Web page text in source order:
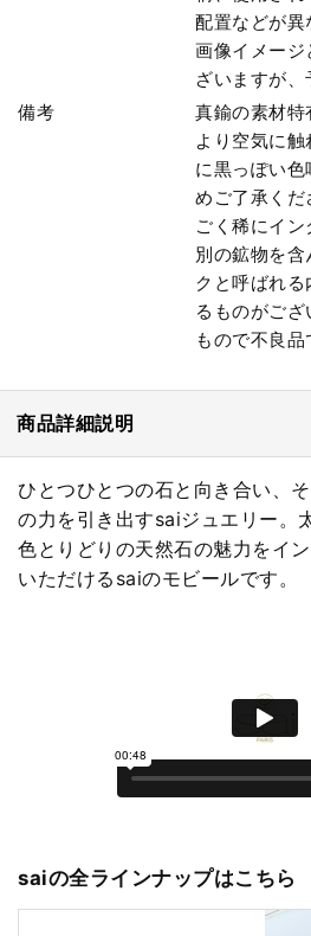
配置などが異
画像イメー
ざいますが、
備考
真鍮の素材特
より空気に
に黒っぽい色
めご了承くだ
ごく稀にイ
別の鉱物を含
クと呼ばれ
るものがご
もので不良品
商品詳細説明
ひとつひとつの石と向き合い、
の力を引き出すsaiジュエリー。
色とりどりの天然石の魅力をイ
いただけるsaiのモビールです。
saiの全ラインナップはこちら